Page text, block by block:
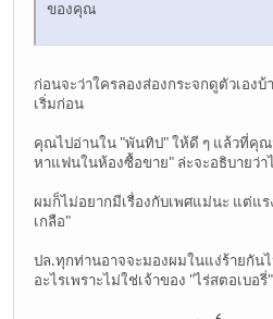
ของคุณ
ก่อนจะว่าใครลองส่องกระจกดูตัวเอง
เริ่มก่อน
คุณไปอ่านใน "พันทิป" ให้ดี ๆ แล้วที่คุ
หาแฟนในห้องซื้อขาย" ล่ะจะอธิบายว่า
ผมก็ไม่อยากมีเรื่องกับเพศแม่นะ แต่แ
เกลือ"
ปล.ทุกท่านอาจจะมองผมในแง่ร้ายกั
อะไรเพราะไม่ใช่เจ้าของ "ไร่สตอเบอ